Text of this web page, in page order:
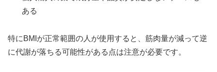
ある
特にBMIが正常範囲の人が使用すると、筋肉量が減って逆
に代謝が落ちる可能性がある点は注意が必要です。